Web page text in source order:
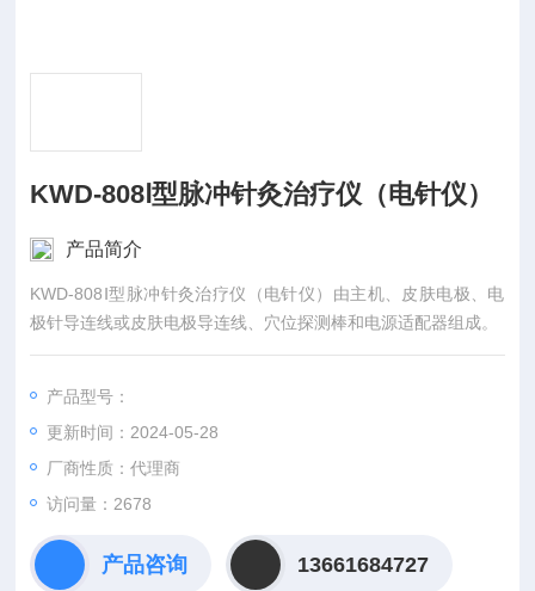
KWD-808Ⅰ型脉冲针灸治疗仪（电针仪）
产品简介
KWD-808Ⅰ型脉冲针灸治疗仪（电针仪）由主机、皮肤电极、电
极针导连线或皮肤电极导连线、穴位探测棒和电源适配器组成。
产品型号：
更新时间：2024-05-28
厂商性质：代理商
访问量：2678
产品咨询 13661684727